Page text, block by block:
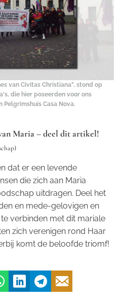
van Civitas Christiana", stond op
die hier poseerden voor ons
Casa Nova.
Maria – deel dit artikel!
dat er een levende
die zich aan Maria
uitdragen. Deel het
en mede-gelovigen en
verbinden met dit mariale
zich verenigen rond Haar
komt de beloofde triomf!